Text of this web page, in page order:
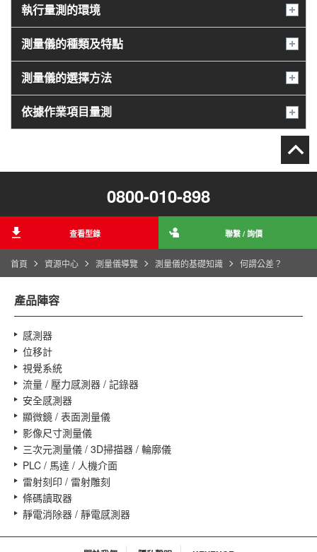
首頁 資源中心 測量儀導覽 測量儀的基礎知識 何謂公差？
執行量測的環境
測量儀的種類及特點
測量儀的選擇方法
依據作業項目量測
0800-010-898
查看型錄 聯繫 / 詢價
產品陣容
感測器
位移計
視覺系統
流量 / 壓力感測器 / 記錄器
安全感測器
顯微鏡 / 表面測量儀
影像尺寸測量儀
三次元測量儀 / 3D掃描器 / 輪廓儀
PLC / 馬達 / 人機介面
雷射刻印 / 雷射雕刻
條碼讀取器
靜電消除器 / 靜電感測器